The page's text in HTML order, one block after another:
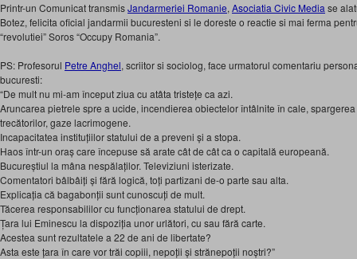
Printr-un Comunicat transmisJandarmeriei Romanie, Asociatia Civic Media se
Botez, felicita oficial jandarmii bucuresteni si le doreste o reactie si mai ferma
“revolutiei” Soros “Occupy Romania”.
PS: Profesorul Petre Anghel, scriitor si sociolog, face urmatorul comentariu
bucuresti:
“De mult nu mi-am început ziua cu atâta tristețe ca azi.
Aruncarea pietrele spre a ucide, incendierea obiectelor întâlnite în cale,
trecătorilor, gaze lacrimogene.
Incapacitatea instituțiilor statului de a preveni și a stopa.
Haos într-un oraș care începuse să arate cât de cât ca o capitală europeană.
Bucureștiul la mâna nespălaților. Televiziuni isterizate.
Comentatori bâlbâiți și fără logică, toți partizani de-o parte sau alta.
Explicația că bagabonții sunt cunoscuți de mult.
Tăcerea responsabililor cu funcționarea statului de drept.
Țara lui Eminescu la dispoziția unor urlători, cu sau fără carte.
Acestea sunt rezultatele a 22 de ani de libertate?
Asta este țara în care vor trăi copiii, nepoții și strănepoții noștri?”